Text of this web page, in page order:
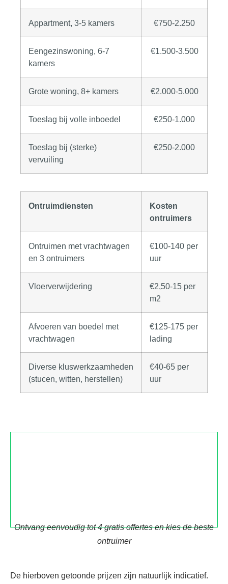
Appartment, 3-5 kamers €750-2.250
Eengezinswoning, 6-7
kamers
€1.500-3.500
Grote woning, 8+ kamers €2.000-5.000
Toeslag bij volle inboedel €250-1.000
Toeslag bij (sterke)
vervuiling
€250-2.000
Ontruimdiensten
Kosten
ontruimers
Ontruimen met vrachtwagen
en 3 ontruimers
€100-140 per
uur
Vloerverwijdering
€2,50-15 per
m2
Afvoeren van boedel met
vrachtwagen
€125-175 per
lading
Diverse kluswerkzaamheden
(stucen, witten, herstellen)
€40-65 per
uur
Ontvang eenvoudig tot 4 gratis offertes en kies de beste
ontruimer
De hierboven getoonde prijzen zijn natuurlijk indicatief.